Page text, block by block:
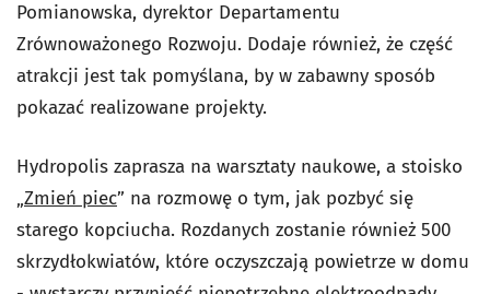
Pomianowska, dyrektor Departamentu
Zrównoważonego Rozwoju. Dodaje również, że część
atrakcji jest tak pomyślana, by w zabawny sposób
pokazać realizowane projekty.
Hydropolis zaprasza na warsztaty naukowe, a stoisko
„Zmień piec” na rozmowę o tym, jak pozbyć się
starego kopciucha. Rozdanych zostanie również 500
skrzydłokwiatów, które oczyszczają powietrze w domu